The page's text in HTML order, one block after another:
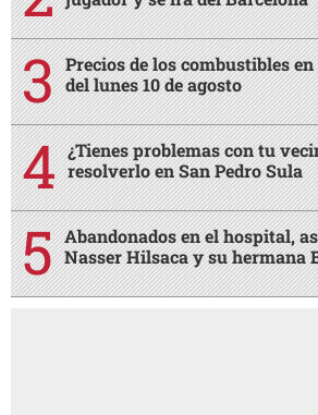
Precios de los combustibles
del lunes 10 de agosto
¿Tienes problemas con tu
resolverlo en San Pedro Sula
Abandonados en el hospital,
Nasser Hilsaca y su hermana